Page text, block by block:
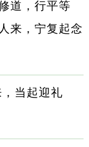
道，行平等
来，宁复起念
当起迎礼